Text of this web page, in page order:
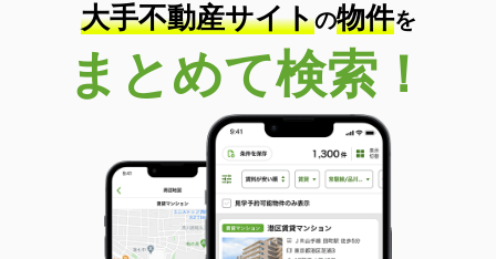
大手不動産サイトの物件を
まとめて検索！